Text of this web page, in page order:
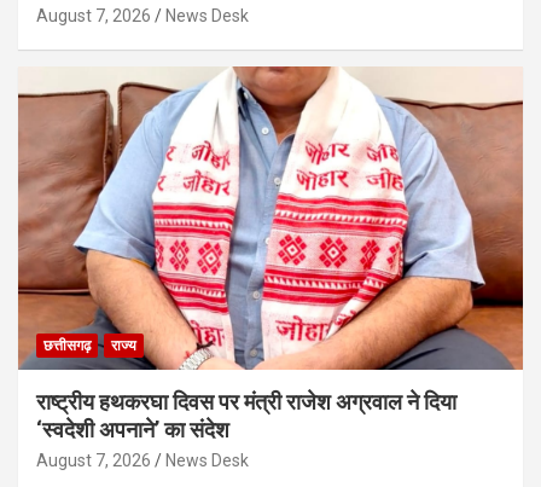
August 7, 2026 News Desk
छत्तीसगढ़ राज्य
राष्ट्रीय हथकरघा दिवस पर मंत्री राजेश अग्रवाल ने दिया
‘स्वदेशी अपनाने’ का संदेश
August 7, 2026 News Desk